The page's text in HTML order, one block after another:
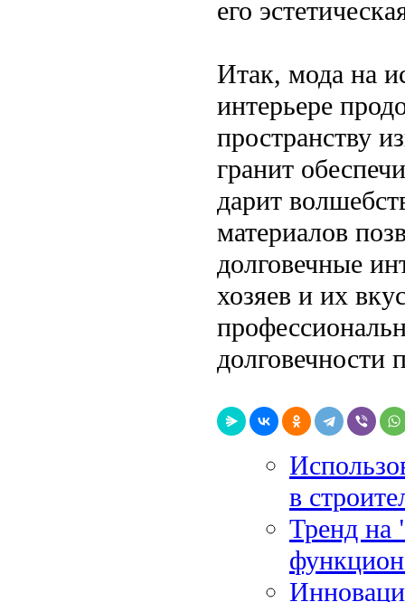
его
Итак, мода на
интерьере
пространству
гранит
дарит
материалов
долговечные
хозяев и их
в
Тренд